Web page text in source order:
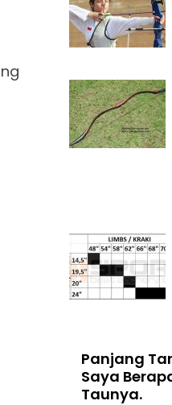
Panjang
Saya
Taunya.